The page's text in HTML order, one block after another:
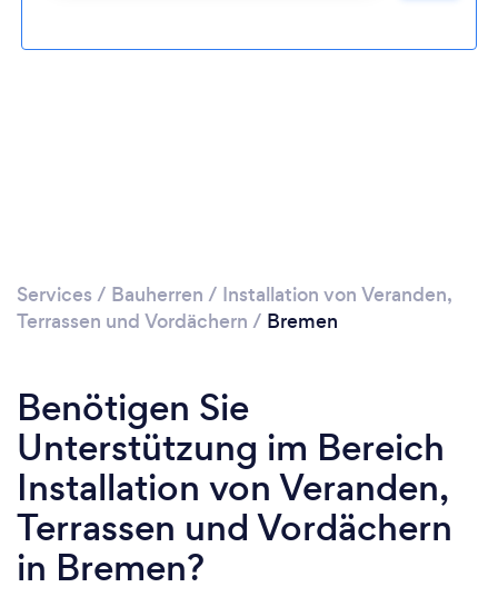
Services / Bauherren / Installation von Veranden,
Terrassen und Vordächern / Bremen
Benötigen Sie
Unterstützung im Bereich
Installation von Veranden,
Terrassen und Vordächern
in Bremen?